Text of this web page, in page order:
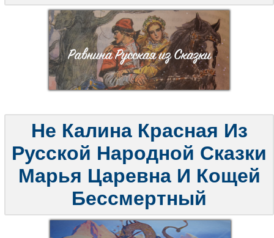
Не Калина Красная Из
Русской Народной Сказки
Марья Царевна И Кощей
Бессмертный